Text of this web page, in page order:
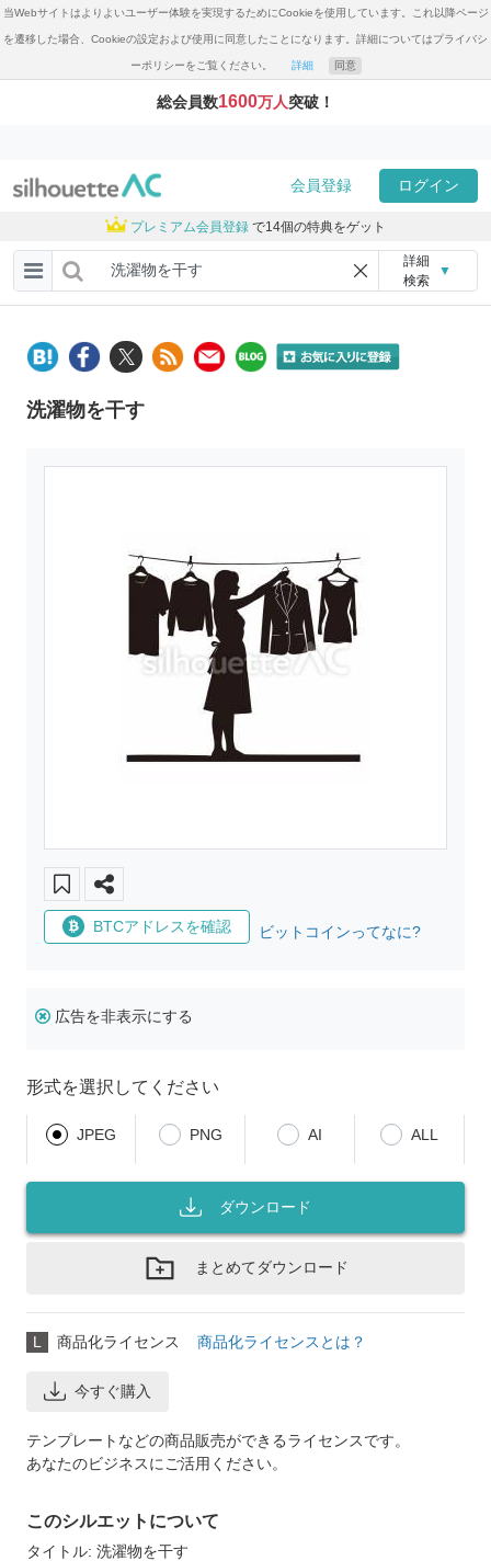
当Webサイトはよりよいユーザー体験を実現するためにCookieを使用しています。これ以降ページ
を遷移した場合、Cookieの設定および使用に同意したことになります。詳細についてはプライバシ
ーポリシーをご覧ください。 詳細 同意
総会員数1600万人突破！
会員登録 ログイン
プレミアム会員登録 で14個の特典をゲット
詳細
検索
▼
洗濯物を干す
BTCアドレスを確認 ビットコインってなに?
広告を非表示にする
形式を選択してください
JPEG PNG AI ALL
ダウンロード
まとめてダウンロード
L 商品化ライセンス 商品化ライセンスとは？
今すぐ購入
テンプレートなどの商品販売ができるライセンスです。
あなたのビジネスにご活用ください。
このシルエットについて
タイトル: 洗濯物を干す